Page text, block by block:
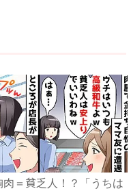
肉＝貧乏人！？「うちは